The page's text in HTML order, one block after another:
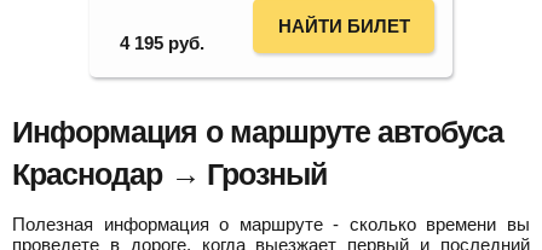
4 195 руб.
НАЙТИ БИЛЕТ
Информация о маршруте автобуса
Краснодар → Грозный
Полезная информация о маршруте - сколько времени вы
проведете в дороге, когда выезжает первый и последний